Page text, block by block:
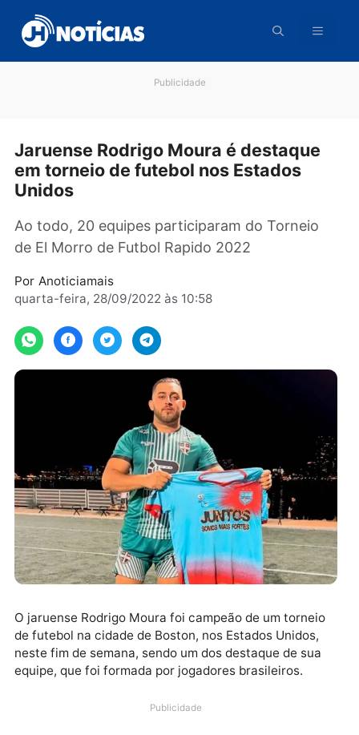
para
conteúdo
Jaruense Rodrigo Moura é destaque
em torneio de futebol nos Estados
Ao todo, 20 equipes participaram do Torneio
de El Morro de Futbol Rapido 2022
quarta-feira, 28/09/2022 às 10:58
de futebol na cidade de Boston, nos Estados Unidos,